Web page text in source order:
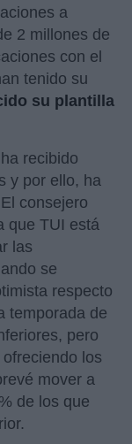
a
2 millones de
con el
tenido su
su plantilla
recibido
y por ello, ha
consejero
que TUI está
las
se
respecto
temporada de
pero
ofreciendo los
mover a
de los que